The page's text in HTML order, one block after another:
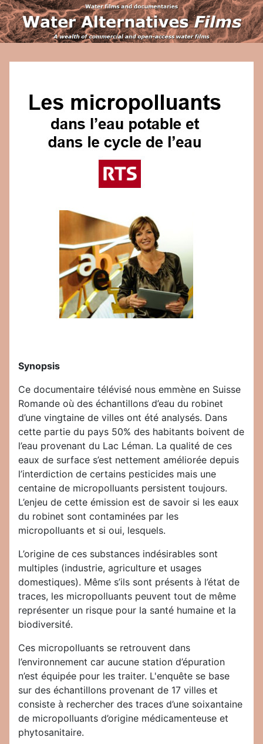
Synopsis
Ce documentaire télévisé nous emmène en Suisse
Romande où des échantillons d’eau du robinet
d’une vingtaine de villes ont été analysés. Dans
cette partie du pays 50% des habitants boivent de
l’eau provenant du Lac Léman. La qualité de ces
eaux de surface s’est nettement améliorée depuis
l’interdiction de certains pesticides mais une
centaine de micropolluants persistent toujours.
L’enjeu de cette émission est de savoir si les eaux
du robinet sont contaminées par les
micropolluants et si oui, lesquels.
L’origine de ces substances indésirables sont
multiples (industrie, agriculture et usages
domestiques). Même s’ils sont présents à l’état de
traces, les micropolluants peuvent tout de même
représenter un risque pour la santé humaine et la
biodiversité.
Ces micropolluants se retrouvent dans
l’environnement car aucune station d’épuration
n’est équipée pour les traiter. L'enquête se base
sur des échantillons provenant de 17 villes et
consiste à rechercher des traces d’une soixantaine
de micropolluants d’origine médicamenteuse et
phytosanitaire.